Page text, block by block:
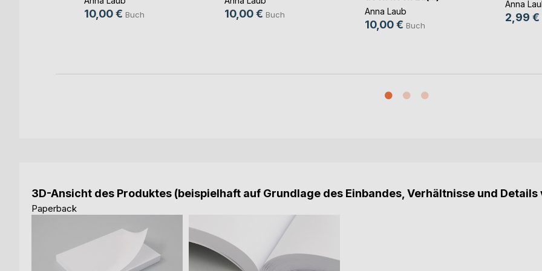
10,00 € Buch 10,00 € Buch Anna Laub
10,00 € Buch
Anna
2,99 €
3D-Ansicht des Produktes (beispielhaft auf Grundlage des Einbandes, Verhältnisse und
Paperback